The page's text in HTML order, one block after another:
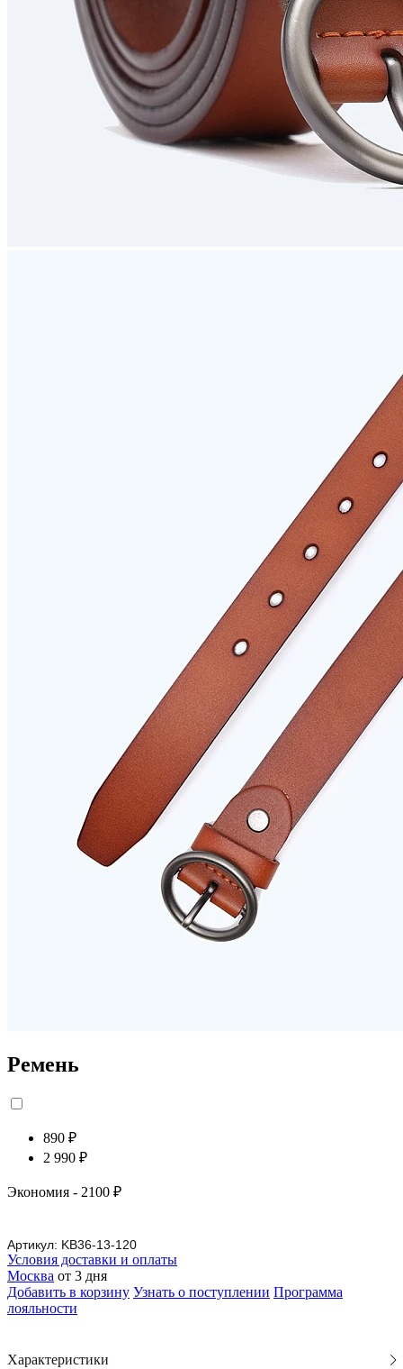
Ремень
890 ₽
2 990 ₽
Экономия - 2100 ₽
Артикул: KB36-13-120
Условия доставки и оплаты
Москва от 3 дня
Добавить в корзину Узнать о поступлении Программа
лояльности
Характеристики